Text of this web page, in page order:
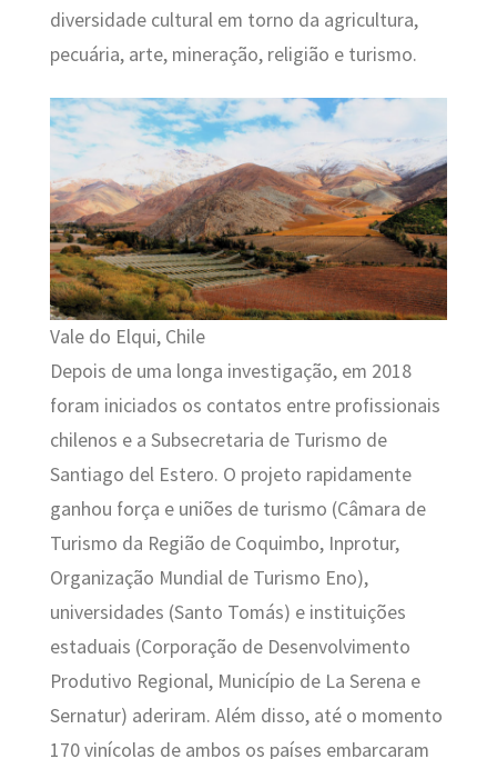
diversidade cultural em torno da agricultura,
pecuária, arte, mineração, religião e turismo.
Vale do Elqui, Chile
Depois de uma longa investigação, em 2018
foram iniciados os contatos entre profissionais
chilenos e a Subsecretaria de Turismo de
Santiago del Estero. O projeto rapidamente
ganhou força e uniões de turismo (Câmara de
Turismo da Região de Coquimbo, Inprotur,
Organização Mundial de Turismo Eno),
universidades (Santo Tomás) e instituições
estaduais (Corporação de Desenvolvimento
Produtivo Regional, Município de La Serena e
Sernatur) aderiram. Além disso, até o momento
170 vinícolas de ambos os países embarcaram